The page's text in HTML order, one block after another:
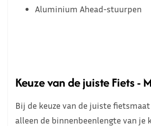
Aluminium Ahead-stuurpen
Keuze van de juiste Fiets -
Bij de keuze van de juiste
alleen de binnenbeenlengte van je